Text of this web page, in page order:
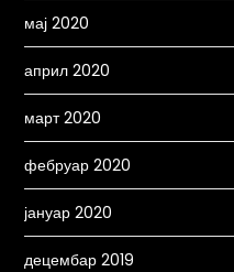
мај 2020
април 2020
март 2020
фебруар 2020
јануар 2020
децембар 2019